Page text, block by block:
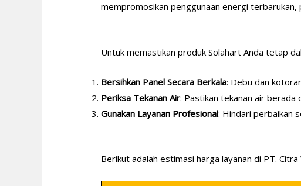
mempromosikan penggunaan energi
Untuk memastikan produk Solahart Anda tetap
Bersihkan Panel Secara Berkala: Debu dan
Periksa Tekanan Air: Pastikan tekanan air berada
Gunakan Layanan Profesional: Hindari perbaikan
Berikut adalah estimasi harga layanan di PT. Citra